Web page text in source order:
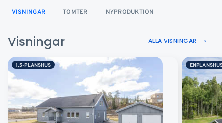
VISNINGAR TOMTER NYPRODUKTION
Visningar ALLA VISNINGAR
1,5-PLANSHUS ENPLANSHUS